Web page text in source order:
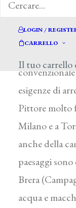
LOGIN /
CARRELLO
Il tuo carrello
suo maestro,
esigenze di
Pittore molto
Milano e a
anche della
paesaggi
Brera
acqua e